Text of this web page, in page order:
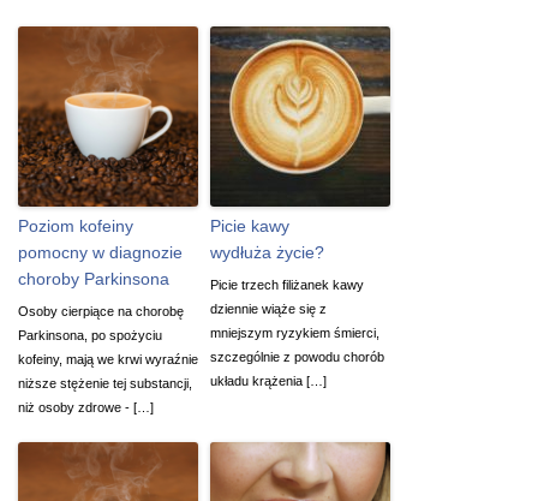
Poziom kofeiny
pomocny w diagnozie
choroby Parkinsona
Osoby cierpiące na chorobę
Parkinsona, po spożyciu
kofeiny, mają we krwi wyraźnie
niższe stężenie tej substancji,
niż osoby zdrowe - […]
Picie kawy
wydłuża życie?
Picie trzech filiżanek kawy
dziennie wiąże się z
mniejszym ryzykiem śmierci,
szczególnie z powodu chorób
układu krążenia […]